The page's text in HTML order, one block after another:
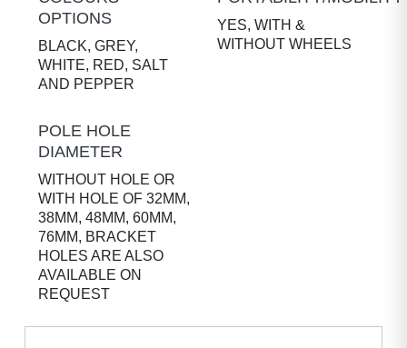
OPTIONS
BLACK, GREY,
WHITE, RED, SALT
AND PEPPER
YES, WITH &
WITHOUT WHEELS
POLE HOLE
DIAMETER
WITHOUT HOLE OR
WITH HOLE OF 32MM,
38MM, 48MM, 60MM,
76MM, BRACKET
HOLES ARE ALSO
AVAILABLE ON
REQUEST